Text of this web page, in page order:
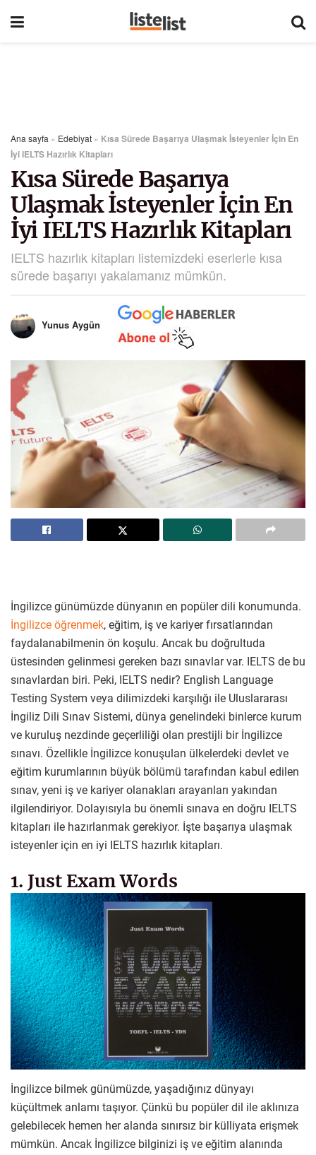
Ana sayfa » Edebiyat » Kısa Sürede Başarıya Ulaşmak İsteyenler İçin En
İyi IELTS Hazırlık Kitapları
Kısa Sürede Başarıya
Ulaşmak İsteyenler İçin En
İyi IELTS Hazırlık Kitapları
IELTS hazırlık kitapları listemizdeki eserlerle kısa
sürede başarıyı yakalamanız mümkün.
Yunus Aygün
İngilizce günümüzde dünyanın en popüler dili konumunda.
İngilizce öğrenmek, eğitim, iş ve kariyer fırsatlarından
faydalanabilmenin ön koşulu. Ancak bu doğrultuda
üstesinden gelinmesi gereken bazı sınavlar var. IELTS de bu
sınavlardan biri. Peki, IELTS nedir? English Language
Testing System veya dilimizdeki karşılığı ile Uluslararası
İngiliz Dili Sınav Sistemi, dünya genelindeki binlerce kurum
ve kuruluş nezdinde geçerliliği olan prestijli bir İngilizce
sınavı. Özellikle İngilizce konuşulan ülkelerdeki devlet ve
eğitim kurumlarının büyük bölümü tarafından kabul edilen
sınav, yeni iş ve kariyer olanakları arayanları yakından
ilgilendiriyor. Dolayısıyla bu önemli sınava en doğru IELTS
kitapları ile hazırlanmak gerekiyor. İşte başarıya ulaşmak
isteyenler için en iyi IELTS hazırlık kitapları.
1. Just Exam Words
İngilizce bilmek günümüzde, yaşadığınız dünyayı
küçültmek anlamı taşıyor. Çünkü bu popüler dil ile aklınıza
gelebilecek hemen her alanda sınırsız bir külliyata erişmek
mümkün. Ancak İngilizce bilginizi iş ve eğitim alanında